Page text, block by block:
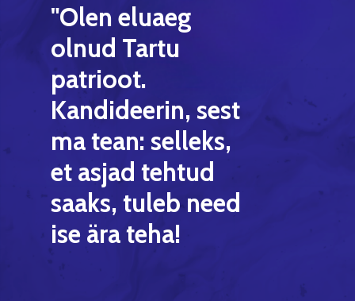
"Olen eluaeg
olnud Tartu
patrioot.
Kandideerin, sest
matean: selleks,
et asjad tehtud
saaks, tuleb need
ise ärateha!